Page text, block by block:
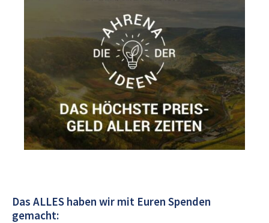
Das ALLES haben wir mit Euren Spenden
gemacht: